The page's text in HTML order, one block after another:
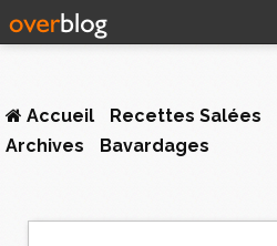
Accueil Recettes Salées
Archives
Bavardages